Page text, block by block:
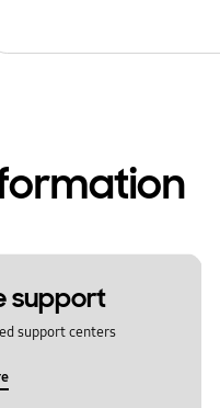
support
support centers